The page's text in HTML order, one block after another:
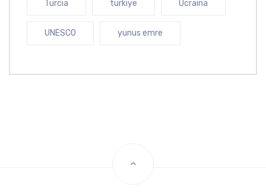
Turcia turkiye Ucraina
UNESCO yunus emre